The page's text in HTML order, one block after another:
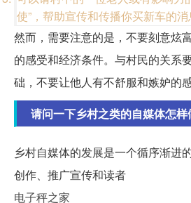
使”，帮助宣传和传播你买新车的消
然而，需要注意的是，不要刻意炫
的感受和经济条件。与村民的关系
础，不要让他人有不舒服和嫉妒的感
请问一下乡村之类的自媒体怎
乡村自媒体的发展是一个循序渐进
创作、推广宣传和读者
电子秤之家